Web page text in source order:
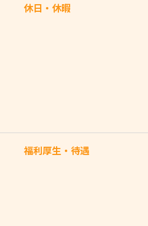
休日・休暇
福利厚生・待遇